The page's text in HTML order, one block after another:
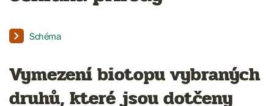
Schéma
Vymezení biotopu vybraných
druhů, které jsou dotčeny